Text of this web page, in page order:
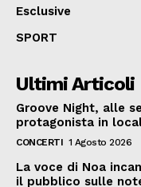
Esclusive
SPORT
Ultimi Articoli
Groove Night, alle
protagonista in
CONCERTI 1 Agosto 2026
La voce di Noa
il pubblico sulle